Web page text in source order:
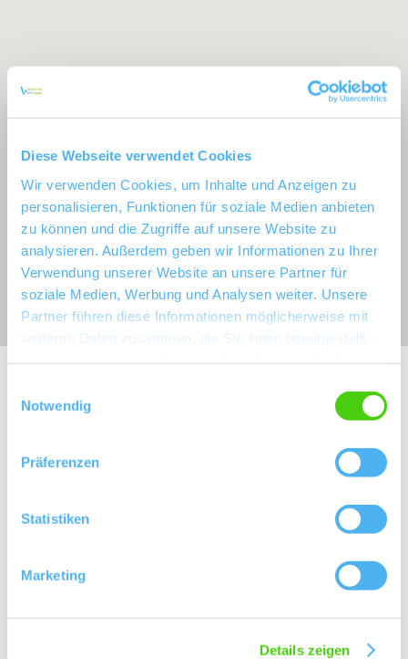
Diese Webseite verwendet Cookies
Wir verwenden Cookies, um Inhalte und Anzeigen zu
personalisieren, Funktionen für soziale Medien anbieten
zu können und die Zugriffe auf unsere Website zu
analysieren. Außerdem geben wir Informationen zu Ihrer
Verwendung unserer Website an unsere Partner für
soziale Medien, Werbung und Analysen weiter. Unsere
Partner führen diese Informationen möglicherweise mit
weiteren Daten zusammen, die Sie ihnen bereitgestellt
Notwendig
Präferenzen
Statistiken
Marketing
Details zeigen
Rebfläche:49 Hektar
Meereshöhe: 100-170 m
Exposition:Ost